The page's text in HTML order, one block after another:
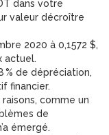
dans votre
valeur décroître
2020 à 0,1572 $,
actuel.
de dépréciation,
financier.
comme un
de
émergé.